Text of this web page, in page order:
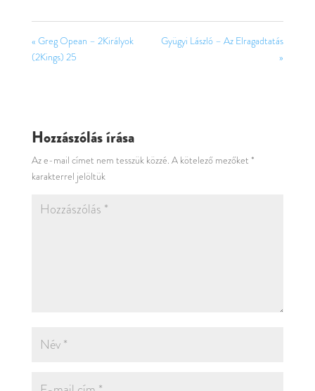
« Greg Opean – 2Királyok
(2Kings) 25
Gyügyi László – Az Elragadtatás
»
Hozzászólás írása
Az e-mail címet nem tesszük közzé. A kötelező mezőket *
karakterrel jelöltük